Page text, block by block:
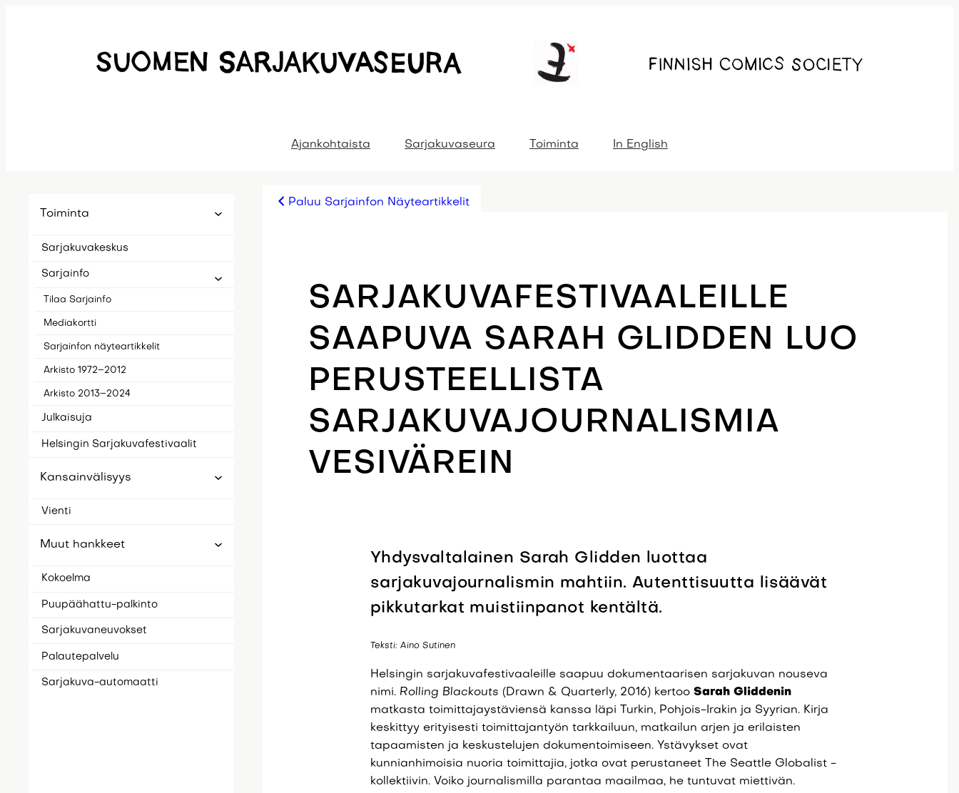
Ajankohtaista Sarjakuvaseura Toiminta In English
Toiminta
Sarjakuvakeskus
Sarjainfo
Tilaa Sarjainfo
Mediakortti
Sarjainfon näyteartikkelit
Arkisto 1972–2012
Arkisto 2013–2024
Julkaisuja
Helsingin Sarjakuvafestivaalit
Kansainvälisyys
Vienti
Muut hankkeet
Kokoelma
Puupäähattu-palkinto
Sarjakuvaneuvokset
Palautepalvelu
Sarjakuva-automaatti
Paluu Sarjainfon Näyteartikkelit
SARJAKUVAFESTIVAALEILLE
SAAPUVA SARAH GLIDDEN LUO
PERUSTEELLISTA
SARJAKUVAJOURNALISMIA
VESIVÄREIN
Yhdysvaltalainen Sarah Glidden luottaa
sarjakuvajournalismin mahtiin. Autenttisuutta lisäävät
pikkutarkat muistiinpanot kentältä.
Teksti: Aino Sutinen
Helsingin sarjakuvafestivaaleille saapuu dokumentaarisen sarjakuvan nouseva
nimi. Rolling Blackouts (Drawn & Quarterly, 2016) kertooSarah Gliddenin
matkasta toimittajaystäviensä kanssa läpi Turkin, Pohjois-Irakin ja Syyrian. Kirja
keskittyy erityisesti toimittajantyön tarkkailuun, matkailun arjen ja erilaisten
tapaamisten ja keskustelujen dokumentoimiseen. Ystävykset ovat
kunnianhimoisia nuoria toimittajia, jotka ovat perustaneet The Seattle Globalist -
kollektiivin. Voiko journalismilla parantaa maailmaa, he tuntuvat miettivän.